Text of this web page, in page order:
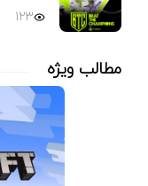
123
مطالب ویژه